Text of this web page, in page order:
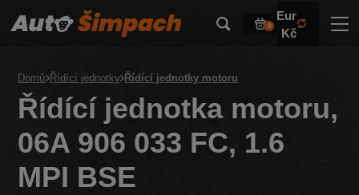
0
Eur
Kč
Domů Řídící jednotky Řídící jednotky motoru
Řídící jednotka motoru,
06A 906 033 FC, 1.6
MPI BSE